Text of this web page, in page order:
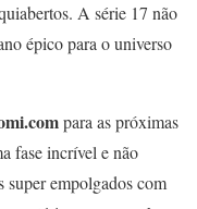
A série 17 não
épico para o universo
para as próximas
fase incrível e não
super empolgados com